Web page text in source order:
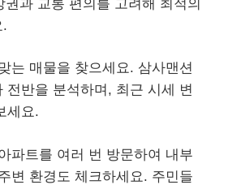
과 교통 편의를 고려해 최적의
.
는 매물을 찾으세요. 삼사맨션
전반을 분석하며, 최근 시세 변
세요.
파트를 여러 번 방문하여 내부
변 환경도 체크하세요. 주민들